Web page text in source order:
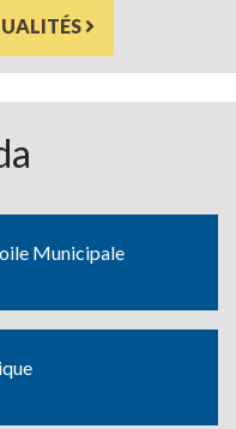
Municipale